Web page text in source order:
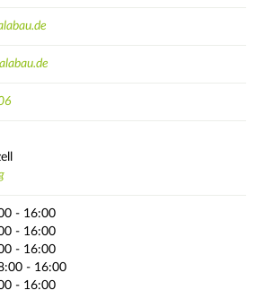
- 16:00
- 16:00
- 16:00
- 16:00
- 16:00